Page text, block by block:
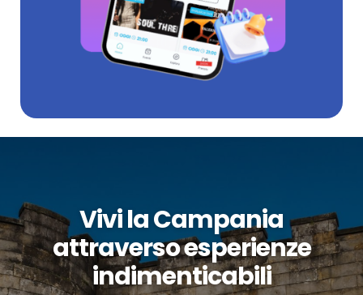
Vivi la Campania
attraverso esperienze
indimenticabili